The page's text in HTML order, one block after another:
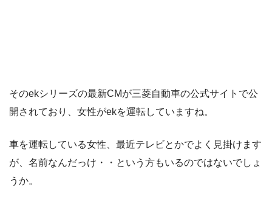
そのekシリーズの最新CMが三菱自動車の公式サイトで公
開されており、女性がekを運転していますね。
車を運転している女性、最近テレビとかでよく見掛けます
が、名前なんだっけ・・という方もいるのではないでしょ
うか。